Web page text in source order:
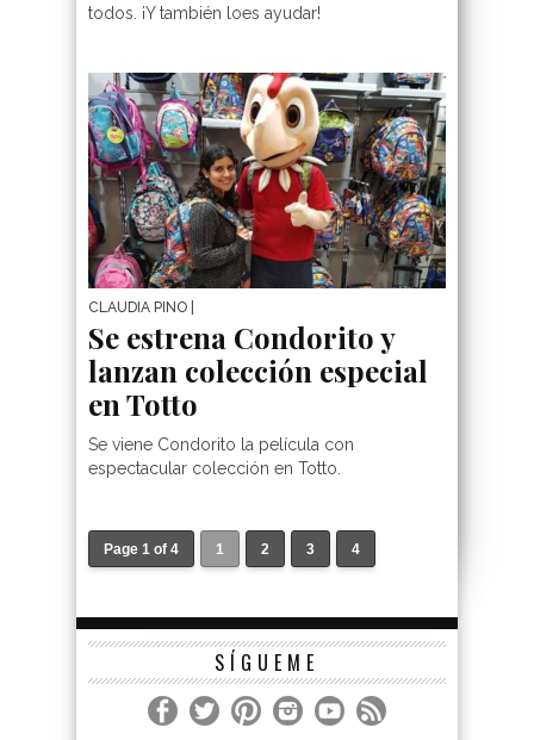
todos. ¡Y también loes ayudar!
CLAUDIA PINO
Se estrena Condorito y
lanzan colección especial
en Totto
Se viene Condorito la película con
espectacular colección en Totto.
Page 1 of 4 1 2 3 4
SÍGUEME